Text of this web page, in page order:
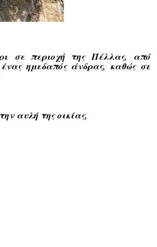
σε περιοχή της Πέλλας, από
ημεδαπός άνδρας, καθώς σε
αυλή της οικίας,